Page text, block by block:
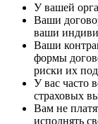
У вашей
Ваши
ваши
Ваши
формы
риски их
У вас часто
страховых
Вам не
исполнять